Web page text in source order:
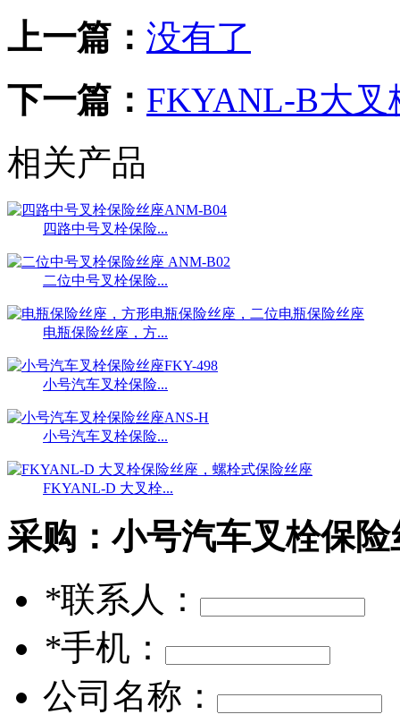
上一篇： 没有了
下一篇： FKYANL-B大
相关产品
四路中号叉栓保险...
二位中号叉栓保险...
电瓶保险丝座，方...
小号汽车叉栓保险...
小号汽车叉栓保险...
FKYANL-D 大叉栓...
采购：小号汽车叉栓保
*联系人：
*手机：
公司名称：